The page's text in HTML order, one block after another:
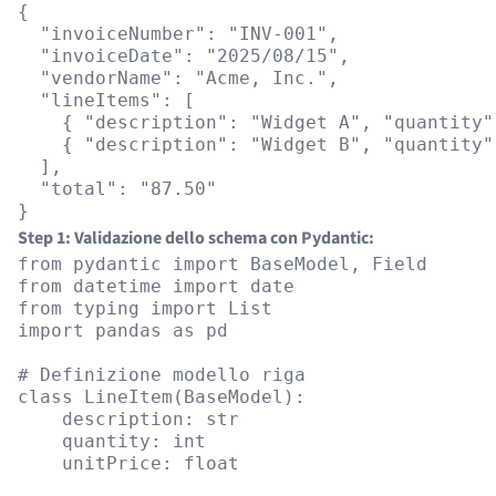
{
  "invoiceNumber": "INV-001",
  "invoiceDate": "2025/08/15",
  "vendorName": "Acme, Inc.",
  "lineItems": [
{ "description": "Widget A",
{ "description": "Widget B",
  ],
  "total": "87.50"
Step 1: Validazione dello schema con Pydantic:
from pydantic import BaseModel, Field
from datetime import date
from typing import List
import pandas as pd
# Definizione modello riga
class LineItem(BaseModel):
    description: str
    quantity: int
    unitPrice: float